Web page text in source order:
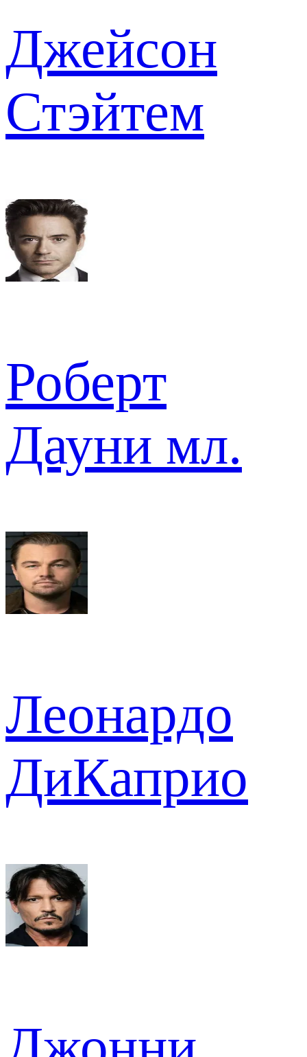
Джейсон
Стэйтем
Роберт
Дауни мл.
Леонардо
ДиКаприо